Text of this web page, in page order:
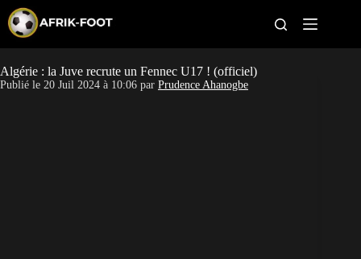
p
o
c
CAN féminine
Algérie : la Juve recrute un Fennec U17 ! (officiel)
Publié le 20 Juil 2024 à 10:06 par Prudence Ahanogbe